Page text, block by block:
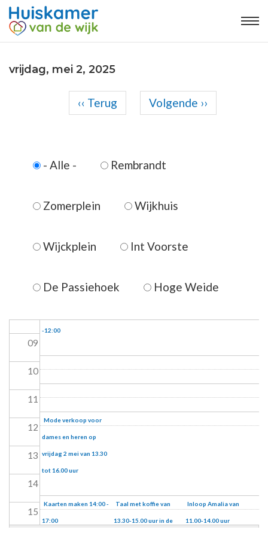
vrijdag, mei 2, 2025
Paginering
‹‹ Terug Volgende ››
- Alle - Rembrandt
Zomerplein Wijkhuis
Wijckplein Int Voorste
De Passiehoek Hoge Weide
04
07
09
10
11
12
13
14
15
-12:00
Mode verkoop voor
dames en heren op
vrijdag 2 mei van 13.30
tot 16.00 uur
Kaarten maken 14:00 -
17:00
Taal met koffie van
13.30-15.00 uur in de
Inloop Amalia van
11.00-14.00 uur